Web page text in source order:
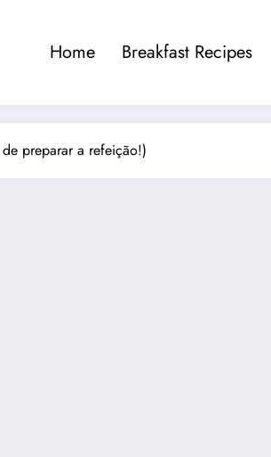
Home Breakfast Recipes
preparar a refeição!)